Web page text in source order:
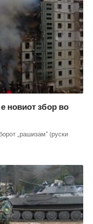
новиот збор во
„рашизам“ (руски